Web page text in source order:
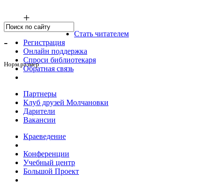
+
-
Норм.размер
Стать читателем
Регистрация
Онлайн поддержка
Спроси библиотекаря
Обратная связь
Партнеры
Клуб друзей Молчановки
Дарители
Вакансии
Краеведение
Конференции
Учебный центр
Большой Проект